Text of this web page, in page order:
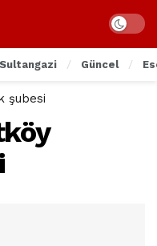
Sultangazi Güncel
şubesi